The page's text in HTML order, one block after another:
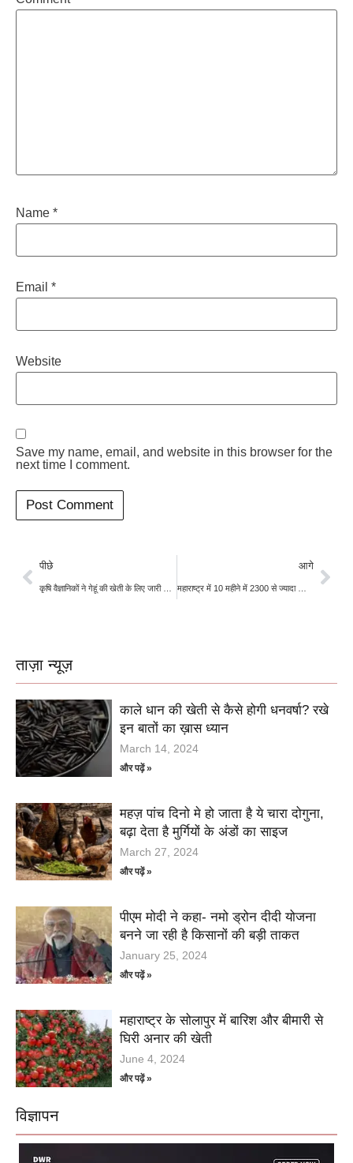
Name *
Email *
Website
Save my name, email, and website in this browser for the
next time I comment.
पीछे आगे
ताज़ा न्यूज़
काले धान की खेती से कैसे होगी धनवर्षा? रखे
इन बातों का ख़ास ध्यान
March 14, 2024
और पढ़ें »
महज़ पांच दिनो मे हो जाता है ये चारा दोगुना,
बढ़ा देता है मुर्गियों के अंडों का साइज
March 27, 2024
और पढ़ें »
पीएम मोदी ने कहा- नमो ड्रोन दीदी योजना
बनने जा रही है किसानों की बड़ी ताकत
January 25, 2024
और पढ़ें »
महाराष्ट्र के सोलापुर में बारिश और बीमारी से
घिरी अनार की खेती
June 4, 2024
और पढ़ें »
विज्ञापन